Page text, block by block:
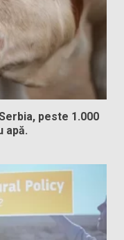
peste 1.000
apă.